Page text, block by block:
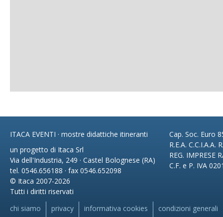
ITACA EVENTI · mostre didattiche itineranti
un progetto di Itaca Srl
Via dell'Industria, 249 · Castel Bolognese (RA)
tel. 0546.656188 · fax 0546.652098
© Itaca 2007-2026
Tutti i diritti riservati
Cap. Soc. Euro
R.E.A. C.C.I.A.A.
REG. IMPRESE
C.F. e P. IVA
chi siamo privacy informativa cookies condizioni generali